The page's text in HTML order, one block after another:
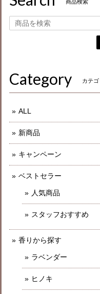
商品検索
Category カテゴ
ALL
新商品
キャンペーン
ベストセラー
人気商品
スタッフおすすめ
香りから探す
ラベンダー
ヒノキ